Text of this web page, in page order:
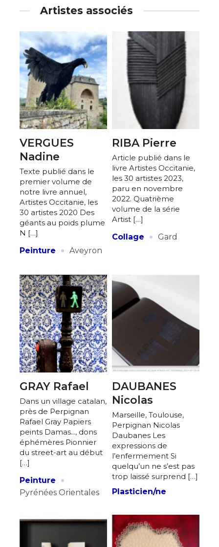
Artistes associés
VERGUES
Nadine
Texte publié dans le
premier volume de
notre livre annuel,
Artistes Occitanie, les
30 artistes 2020 Des
géants au poids plume
N […]
Peinture
· Aveyron
RIBA Pierre
Article publié dans le
livre Artistes Occitanie,
les 30 artistes 2023,
paru en novembre
2022. Quatrième
volume de la série
Artist […]
Collage
· Gard
GRAY Rafael
Dans un village catalan,
près de Perpignan
Rafael Gray Papiers
peints Damas..., dons
éphémères Pionnier
du street-art au début
[…]
Peinture
·
Pyrénées Orientales
DAUBANES
Nicolas
Marseille, Toulouse,
Perpignan Nicolas
Daubanes Les
expressions de
l’enfermement Si
quelqu’un ne s’est pas
trop laissé surprend […]
Plasticien/ne